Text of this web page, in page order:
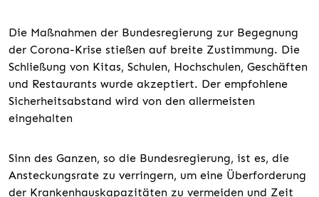
Die Maßnahmen der Bundesregierung zur Begegnung
der Corona-Krise stießen auf breite Zustimmung. Die
Schließung von Kitas, Schulen, Hochschulen, Geschäften
und Restaurants wurde akzeptiert. Der empfohlene
Sicherheitsabstand wird von den allermeisten
eingehalten
Sinn des Ganzen, so die Bundesregierung, ist es, die
Ansteckungsrate zu verringern, um eine Überforderung
der Krankenhauskapazitäten zu vermeiden und Zeit